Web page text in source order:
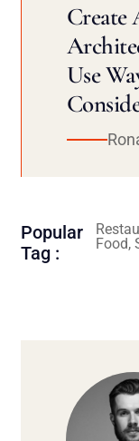
Create
Use
Popular
Tag :
Food,